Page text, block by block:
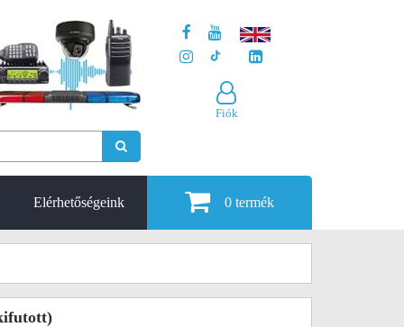
Fiók
Elérhetőségeink 0 termék